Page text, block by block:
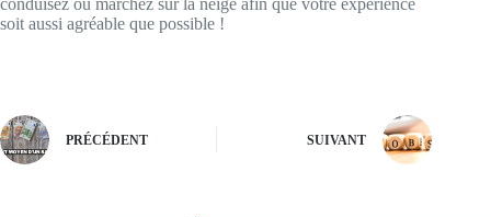
soit aussi agréable que possible !
PRÉCÉDENT SUIVANT